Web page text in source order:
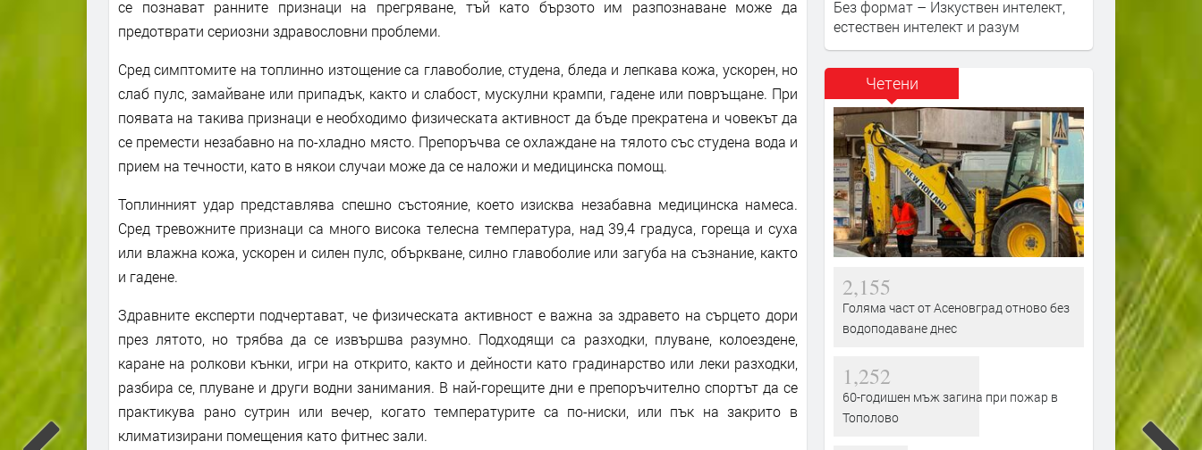
се познават ранните признаци на прегряване, тъй като бързото им разпознаване може да
предотврати сериозни здравословни проблеми.
Сред симптомите на топлинно изтощение са главоболие, студена, бледа и лепкава кожа, ускорен, но
слаб пулс, замайване или припадък, както и слабост, мускулни крампи, гадене или повръщане. При
появата на такива признаци е необходимо физическата активност да бъде прекратена и човекът да
се премести незабавно на по-хладно място. Препоръчва се охлаждане на тялото със студена вода и
прием на течности, като в някои случаи може да се наложи и медицинска помощ.
Топлинният удар представлява спешно състояние, което изисква незабавна медицинска намеса.
Сред тревожните признаци са много висока телесна температура, над 39,4 градуса, гореща и суха
или влажна кожа, ускорен и силен пулс, объркване, силно главоболие или загуба на съзнание, както
и гадене.
Здравните експерти подчертават, че физическата активност е важна за здравето на сърцето дори
през лятото, но трябва да се извършва разумно. Подходящи са разходки, плуване, колоездене,
каране на ролкови кънки, игри на открито, както и дейности като градинарство или леки разходки,
разбира се, плуване и други водни занимания. В най-горещите дни е препоръчително спортът да се
практикува рано сутрин или вечер, когато температурите са по-ниски, или пък на закрито в
климатизирани помещения като фитнес зали.
Без формат – Изкуствен интелект,
естествен интелект и разум
Четени
2,155
Голяма част от Асеновград отново без
водоподаване днес
1,252
60-годишен мъж загина при пожар в
Тополово